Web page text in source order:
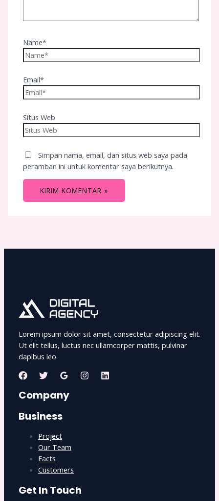
Name*
Email*
Situs Web
Simpan nama, email, dan situs web saya pada
peramban ini untuk komentar saya berikutnya.
Lorem ipsum dolor sit amet, consectetur adipiscing elit.
Ut elit tellus, luctus nec ullamcorper mattis, pulvinar
dapibus leo.
Company
Business
Project
Our Team
Facts
Customers
Get In Touch